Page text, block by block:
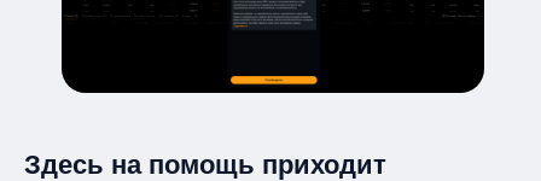
Здесь на помощь приходит